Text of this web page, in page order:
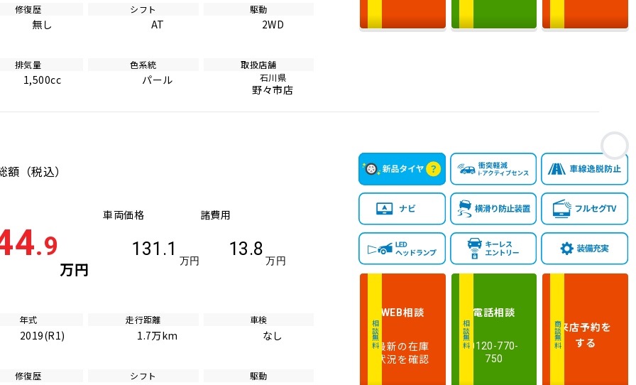
修復歴
無し
シフト
AT
駆動
2WD
排気量
1,500cc
色系統
パール
取扱店舗
石川県
野々市店
お
額 （税込）
.9
万円
車両価格
131.1
万円
諸費用
13.8
万円
年式
2019(R1)
走行距離
1.7万km
車検
なし
修復歴 シフト 駆動
相談無料
WEB相談
最新の在庫
状況を確認
相談無料
電話相談
0120-770-
750
商談無料来店予約を
する